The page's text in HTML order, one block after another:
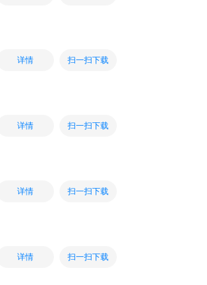
详情 扫一扫下载
详情 扫一扫下载
详情 扫一扫下载
详情 扫一扫下载